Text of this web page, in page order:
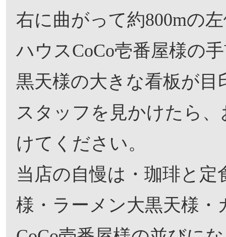
右に曲がって約800mの
ハウスCoCo壱番屋様の
黒天様の大きな看板が目
スタッフを見かけたら
けてください。
当店の自慢は・珈琲と定
様・ラーメン大黒天様・